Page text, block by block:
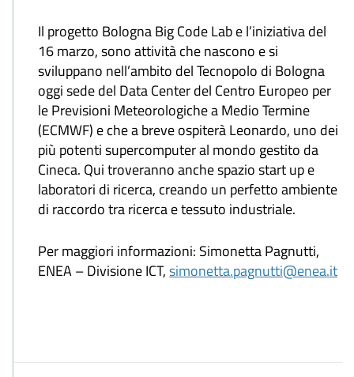
Il progetto Bologna Big Code Lab e l’iniziativa del
16 marzo, sono attività che nascono e si
sviluppano nell’ambito del Tecnopolo di Bologna
oggi sede del Data Center del Centro Europeo per
le Previsioni Meteorologiche a Medio Termine
(ECMWF) e che a breve ospiterà Leonardo, uno dei
più potenti supercomputer al mondo gestito da
Cineca. Qui troveranno anche spazio start up e
laboratori di ricerca, creando un perfetto ambiente
di raccordo tra ricerca e tessuto industriale.
Per maggiori informazioni: Simonetta Pagnutti,
ENEA – Divisione ICT,simonetta.pagnutti@enea.it